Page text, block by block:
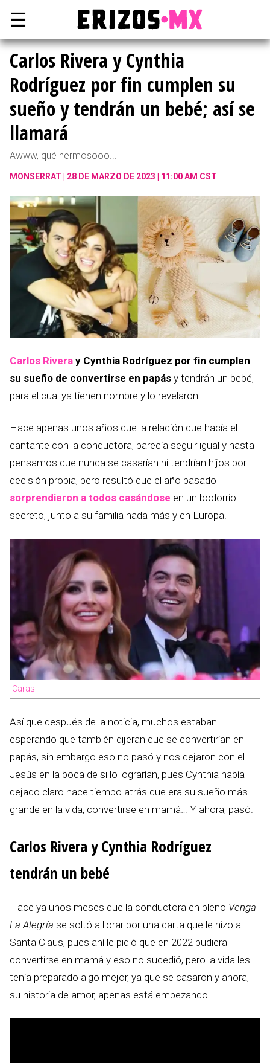
☰
Carlos Rivera y Cynthia
Rodríguez por fin cumplen su
sueño y tendrán un bebé; así se
llamará
Awww, qué hermosooo...
MONSERRAT 28 DE MARZO DE 2023 | 11:00 AM CST
Carlos Rivera y Cynthia Rodríguez por fin cumplen
su sueño de convertirse en papás y tendrán un bebé,
para el cual ya tienen nombre y lo revelaron.
Hace apenas unos años que la relación que hacía el
cantante con la conductora, parecía seguir igual y hasta
pensamos que nunca se casarían ni tendrían hijos por
decisión propia, pero resultó que el año pasado
sorprendieron a todos casándose en un bodorrio
secreto, junto a su familia nada más y en Europa.
Caras
Así que después de la noticia, muchos estaban
esperando que también dijeran que se convertirían en
papás, sin embargo eso no pasó y nos dejaron con el
Jesús en la boca de si lo lograrían, pues Cynthia había
dejado claro hace tiempo atrás que era su sueño más
grande en la vida, convertirse en mamá… Y ahora, pasó.
Carlos Rivera y Cynthia Rodríguez
tendrán un bebé
Hace ya unos meses que la conductora en pleno Venga
La Alegría se soltó a llorar por una carta que le hizo a
Santa Claus, pues ahí le pidió que en 2022 pudiera
convertirse en mamá y eso no sucedió, pero la vida les
tenía preparado algo mejor, ya que se casaron y ahora,
su historia de amor, apenas está empezando.